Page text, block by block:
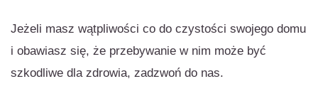
Jeżeli masz wątpliwości co do czystości swojego domu
i obawiasz się, że przebywanie w nim może być
szkodliwe dla zdrowia, zadzwoń do nas.